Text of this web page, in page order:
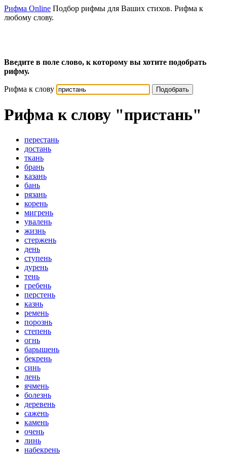
Рифма Online Подбор рифмы для Ваших стихов. Рифма к
любому слову.
Введите в поле слово, к которому вы хотите подобрать
рифму.
Рифма к слову Подобрать
Рифма к слову "пристань"
перестань
достань
ткань
брань
казань
бань
рязань
корень
мигрень
увалень
жизнь
стержень
день
ступень
дурень
тень
гребень
перстень
казнь
ремень
порознь
степень
огнь
барышень
бекрень
синь
лень
ячмень
болезнь
деревень
сажень
камень
очень
линь
набекрень